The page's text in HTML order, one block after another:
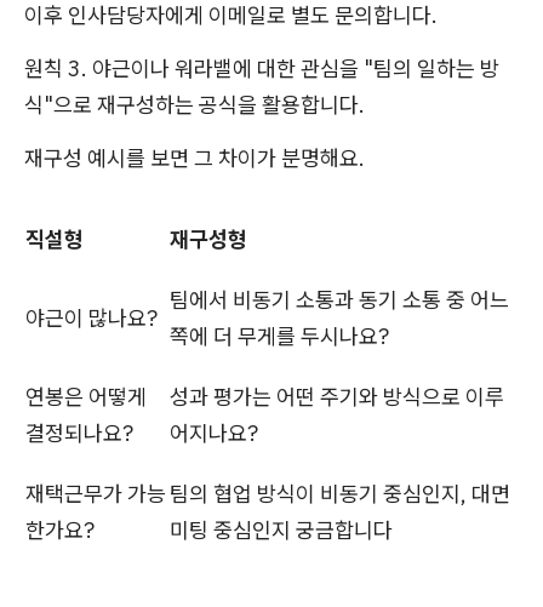
이후 인사담당자에게 이메일로 별도 문의합니다.
원칙 3. 야근이나 워라밸에 대한 관심을 "팀의 일하는 방
식"으로 재구성하는 공식을 활용합니다.
재구성 예시를 보면 그 차이가 분명해요.
직설형 재구성형
야근이 많나요?
팀에서 비동기 소통과 동기 소통 중 어느
쪽에 더 무게를 두시나요?
연봉은 어떻게
결정되나요?
성과 평가는 어떤 주기와 방식으로 이루
어지나요?
재택근무가 가능
한가요?
팀의 협업 방식이 비동기 중심인지, 대면
미팅 중심인지 궁금합니다